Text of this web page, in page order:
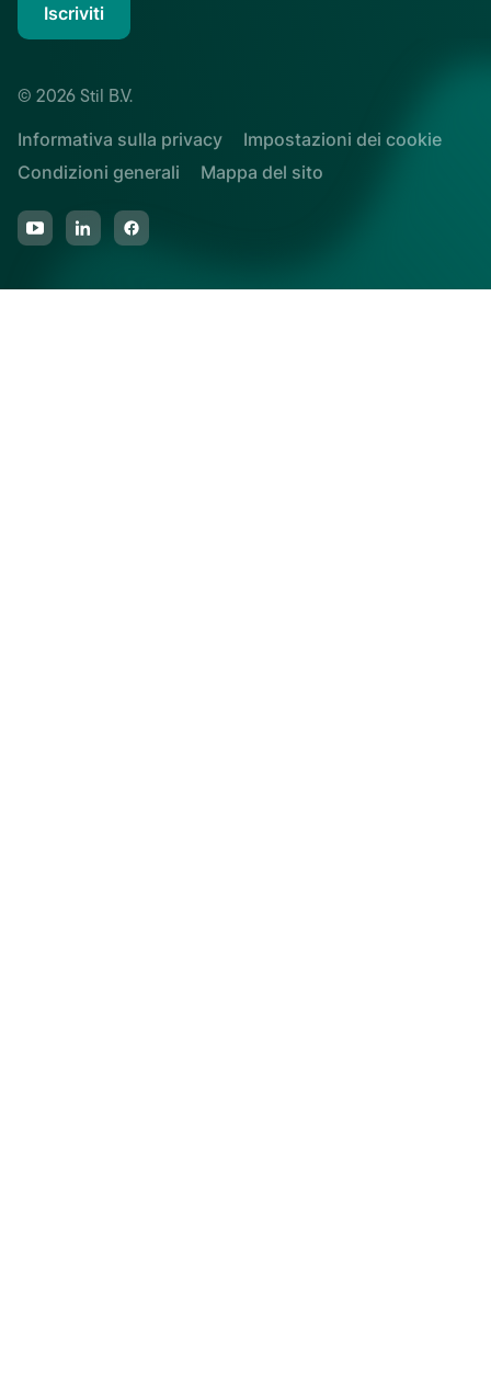
Iscriviti
© 2026 Stil B.V.
Informativa sulla privacy
Impostazioni dei cookie
Condizioni generali
Mappa del sito